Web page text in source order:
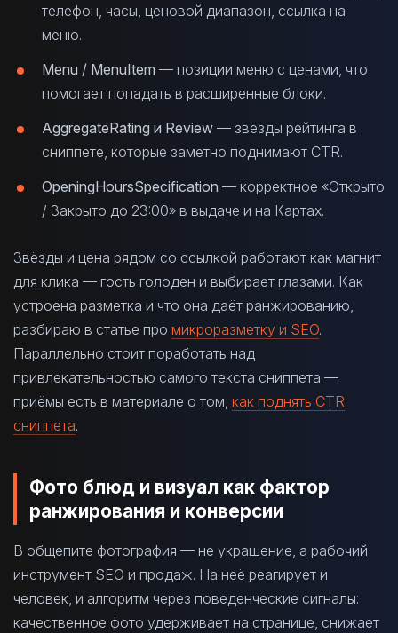
телефон, часы, ценовой диапазон, ссылка на
меню.
Menu / MenuItem — позиции меню с ценами, что
помогает попадать в расширенные блоки.
AggregateRating и Review — звёзды рейтинга в
сниппете, которые заметно поднимают CTR.
OpeningHoursSpecification — корректное «Открыто
/ Закрыто до 23:00» в выдаче и на Картах.
Звёзды и цена рядом со ссылкой работают как магнит
для клика — гость голоден и выбирает глазами. Как
устроена разметка и что она даёт ранжированию,
разбираю в статье про микроразметку и SEO.
Параллельно стоит поработать над
привлекательностью самого текста сниппета —
приёмы есть в материале о том, как поднять CTR
сниппета.
Фото блюд и визуал как фактор
ранжирования и конверсии
В общепите фотография — не украшение, а рабочий
инструмент SEO и продаж. На неё реагирует и
человек, и алгоритм через поведенческие сигналы:
качественное фото удерживает на странице, снижает